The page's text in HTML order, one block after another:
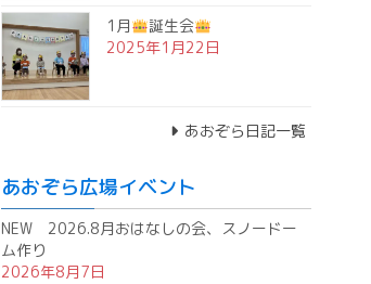
1月
誕生会
2025年1月22日
あおぞら日記一覧
あおぞら広場イベント
NEW 2026.8月おはなしの会、スノードー
ム作り
2026年8月7日